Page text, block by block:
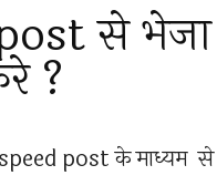
से
?
speed post के माध्यम से